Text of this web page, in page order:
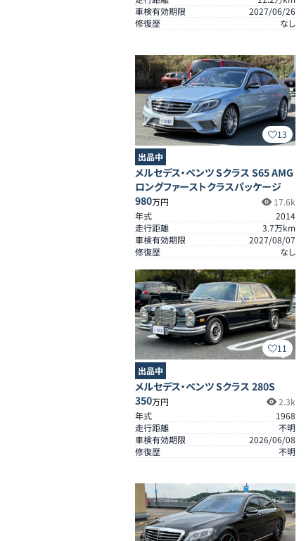
車検有効期限
2027/06/26
修復歴
なし
13
出品中
メルセデス・ベンツ Sクラス S65 AMG
ロングファーストクラスパッケージ
980万円
17.6k
年式
2014
走行距離
3.7万km
車検有効期限
2027/08/07
修復歴
なし
11
出品中
メルセデス・ベンツ Sクラス 280S
350万円
2.3k
年式
1968
走行距離
不明
車検有効期限
2026/06/08
修復歴
不明